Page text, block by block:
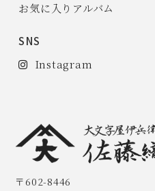
お気に入りアルバム
SNS
Instagram
〒602-8446